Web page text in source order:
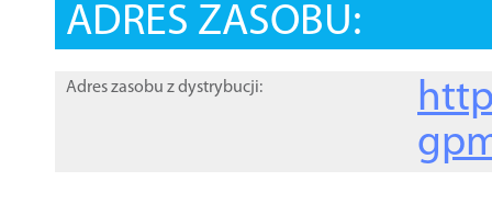
ADRES ZASOBU:
Adres zasobu z dystrybucji: